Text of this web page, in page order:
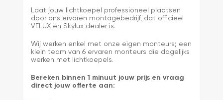
Laat jouw lichtkoepel professioneel plaatsen
door ons ervaren montagebedrijf, dat officieel
VELUX en Skylux dealer is.
Wij werken enkel met onze eigen monteurs; een
klein team van 6 ervaren monteurs die dagelijks
werken met lichtkoepels.
Bereken binnen 1 minuut jouw prijs en vraag
direct jouw offerte aan: